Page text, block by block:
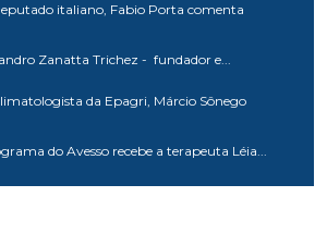
italiano, Fabio Porta comenta
Zanatta Trichez - fundador e...
da Epagri, Márcio Sônego
do Avesso recebe a terapeuta Léia...